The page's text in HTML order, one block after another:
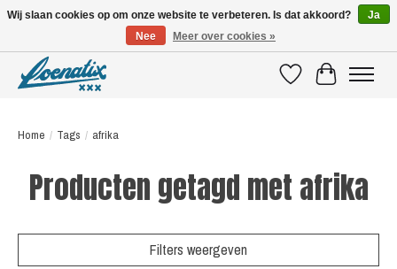
VerlanglijstWinkelwagen
Home / Tags / afrika
Producten getagd met afrika
Filters weergeven
Wij slaan cookies op om onze website te verbeteren. Is dat akkoord?
Ja
Nee
Meer over cookies »